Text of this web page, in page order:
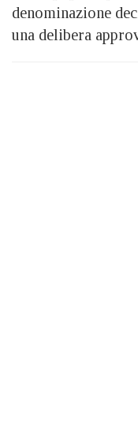
denominazione
una delibera